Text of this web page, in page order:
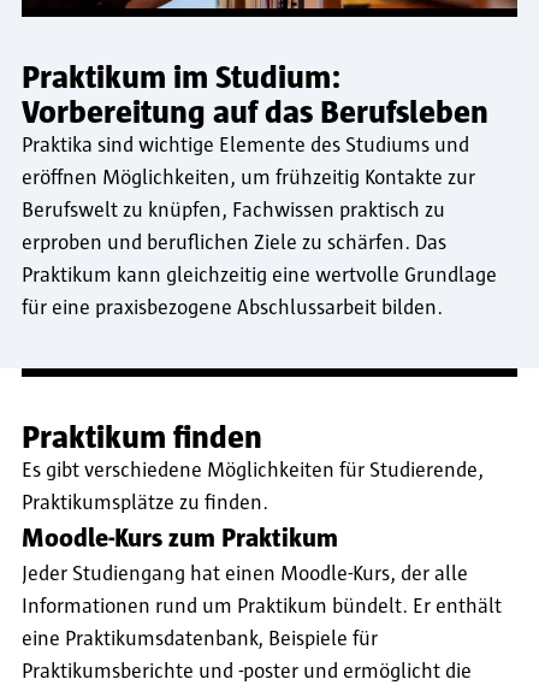
Praktikum im Studium:
Vorbereitung auf das Berufsleben
Praktika sind wichtige Elemente des Studiums und
eröffnen Möglichkeiten, um frühzeitig Kontakte zur
Berufswelt zu knüpfen, Fachwissen praktisch zu
erproben und beruflichen Ziele zu schärfen. Das
Praktikum kann gleichzeitig eine wertvolle Grundlage
für eine praxisbezogene Abschlussarbeit bilden.
Praktikum finden
Es gibt verschiedene Möglichkeiten für Studierende,
Praktikumsplätze zu finden.
Moodle-Kurs zum Praktikum
Jeder Studiengang hat einen Moodle-Kurs, der alle
Informationen rund um Praktikum bündelt. Er enthält
eine Praktikumsdatenbank, Beispiele für
Praktikumsberichte und -poster und ermöglicht die